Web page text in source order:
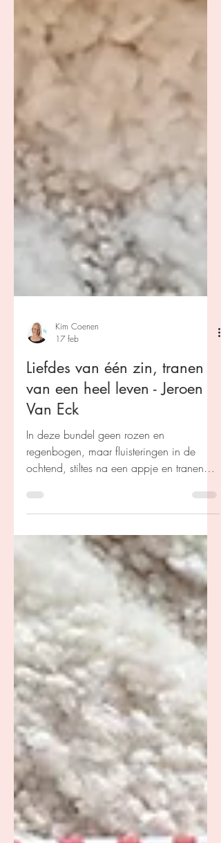
Kim Coenen
17 feb
Liefdes van één zin, tranen
van een heel leven - Jeroen
Van Eck
regenbogen, maar fluisteringen in de
ochtend, stiltes na een appje en tranen
die niemand zag. Gedichten over korte
liefdes, kleine aanrakingen en breuken
die nauwelijks klonken, maar diepe